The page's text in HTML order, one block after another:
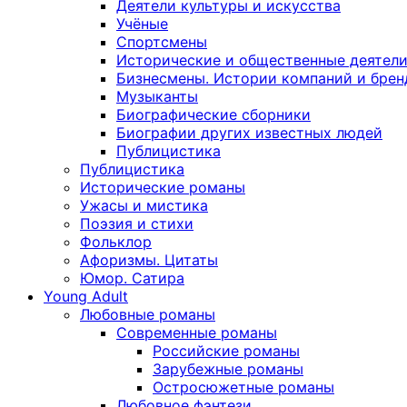
Деятели культуры и искусства
Учёные
Спортсмены
Исторические и общественные деятели
Бизнесмены. Истории компаний и
Музыканты
Биографические сборники
Биографии других известных людей
Публицистика
Публицистика
Исторические романы
Ужасы и мистика
Поэзия и стихи
Фольклор
Афоризмы. Цитаты
Юмор. Сатира
Young Adult
Любовные романы
Современные романы
Российские романы
Зарубежные романы
Остросюжетные романы